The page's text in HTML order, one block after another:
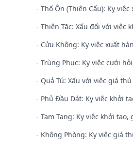
- Thổ Ôn (Thiên Cẩu): Kỵ
- Thiên Tặc: Xấu đối với việc
- Cửu Không: Kỵ việc xuất
- Trùng Phục: Kỵ việc cưới
- Quả Tú: Xấu với việc giá
- Phủ Đầu Dát: Kỵ việc khởi
- Tam Tang: Kỵ việc khởi
- Không Phòng: Kỵ việc giá